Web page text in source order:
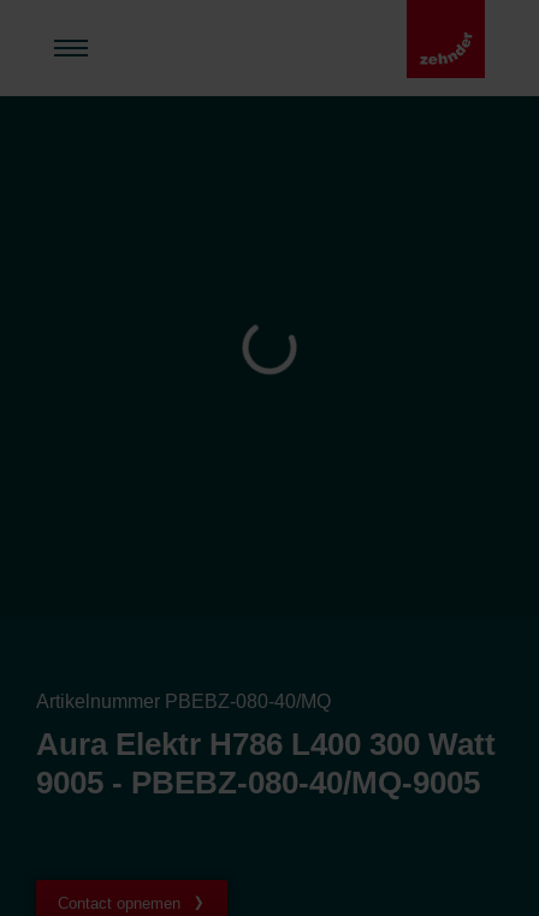
Artikelnummer PBEBZ-080-40/MQ
Aura Elektr H786 L400 300 Watt
9005 - PBEBZ-080-40/MQ-9005
Contact opnemen